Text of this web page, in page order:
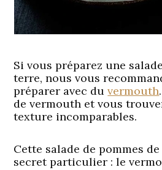
Si vous préparez une
terre, nous vous
préparer avec duvermouth
de vermouth et vous
texture incomparables.
Cette salade de pommes
secret particulier : le